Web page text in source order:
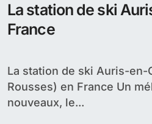
La station de ski
France
La station de ski Auris-en-Oisans (Grandes
Rousses) en France Un
nouveaux, le...